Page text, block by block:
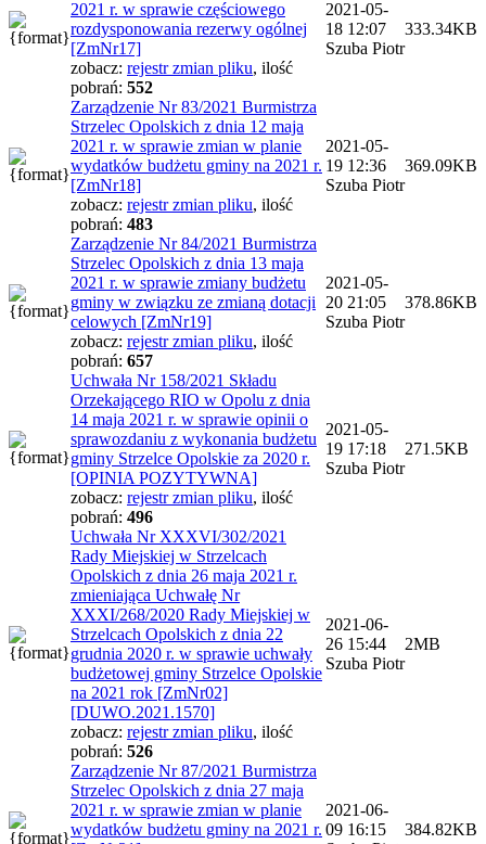
2021 r. w sprawie częściowego
rozdysponowania rezerwy ogólnej
[ZmNr17]
zobacz: rejestr zmian pliku, ilość
pobrań: 552
2021-05-
18 12:07
Szuba Piotr
333.34KB
Zarządzenie Nr 83/2021 Burmistrza
Strzelec Opolskich z dnia 12 maja
2021 r. w sprawie zmian w planie
wydatków budżetu gminy na 2021 r.
[ZmNr18]
zobacz: rejestr zmian pliku, ilość
pobrań: 483
2021-05-
19 12:36
Szuba Piotr
369.09KB
Zarządzenie Nr 84/2021 Burmistrza
Strzelec Opolskich z dnia 13 maja
2021 r. w sprawie zmiany budżetu
gminy w związku ze zmianą dotacji
celowych [ZmNr19]
zobacz: rejestr zmian pliku, ilość
pobrań: 657
2021-05-
20 21:05
Szuba Piotr
378.86KB
Uchwała Nr 158/2021 Składu
Orzekającego RIO w Opolu z dnia
14 maja 2021 r. w sprawie opinii o
sprawozdaniu z wykonania budżetu
gminy Strzelce Opolskie za 2020 r.
[OPINIA POZYTYWNA]
zobacz: rejestr zmian pliku, ilość
pobrań: 496
2021-05-
19 17:18
Szuba Piotr
271.5KB
Uchwała Nr XXXVI/302/2021
Rady Miejskiej w Strzelcach
Opolskich z dnia 26 maja 2021 r.
zmieniająca Uchwałę Nr
XXXI/268/2020 Rady Miejskiej w
Strzelcach Opolskich z dnia 22
grudnia 2020 r. w sprawie uchwały
budżetowej gminy Strzelce Opolskie
na 2021 rok [ZmNr02]
[DUWO.2021.1570]
zobacz: rejestr zmian pliku, ilość
pobrań: 526
2021-06-
26 15:44
Szuba Piotr
2MB
Zarządzenie Nr 87/2021 Burmistrza
Strzelec Opolskich z dnia 27 maja
2021 r. w sprawie zmian w planie
wydatków budżetu gminy na 2021 r.
2021-06-
09 16:15
384.82KB